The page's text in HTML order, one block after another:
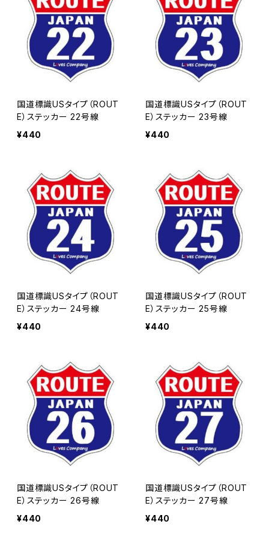
国道標識USタイプ（ROUT
E）ステッカー 22号線
¥440
国道標識USタイプ（ROUT
E）ステッカー 23号線
¥440
国道標識USタイプ（ROUT
E）ステッカー 24号線
¥440
国道標識USタイプ（ROUT
E）ステッカー 25号線
¥440
国道標識USタイプ（ROUT
E）ステッカー 26号線
¥440
国道標識USタイプ（ROUT
E）ステッカー 27号線
¥440